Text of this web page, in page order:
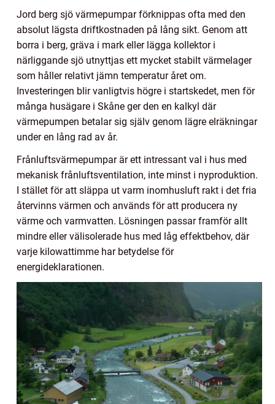
Jord berg sjö värmepumpar förknippas ofta med den
absolut lägsta driftkostnaden på lång sikt. Genom att
borra i berg, gräva i mark eller lägga kollektor i
närliggande sjö utnyttjas ett mycket stabilt värmelager
som håller relativt jämn temperatur året om.
Investeringen blir vanligtvis högre i startskedet, men för
många husägare i Skåne ger den en kalkyl där
värmepumpen betalar sig själv genom lägre elräkningar
under en lång rad av år.
Frånluftsvärmepumpar är ett intressant val i hus med
mekanisk frånluftsventilation, inte minst i nyproduktion.
I stället för att släppa ut varm inomhusluft rakt i det fria
återvinns värmen och används för att producera ny
värme och varmvatten. Lösningen passar framför allt
mindre eller välisolerade hus med låg effektbehov, där
varje kilowattimme har betydelse för
energideklarationen.